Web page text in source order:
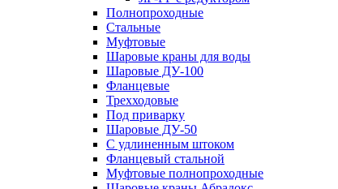
Полнопроходные
Стальные
Муфтовые
Шаровые краны для воды
Шаровые ДУ-100
Фланцевые
Трехходовые
Под приварку
Шаровые ДУ-50
С удлиненным штоком
Фланцевый стальной
Муфтовые полнопроходные